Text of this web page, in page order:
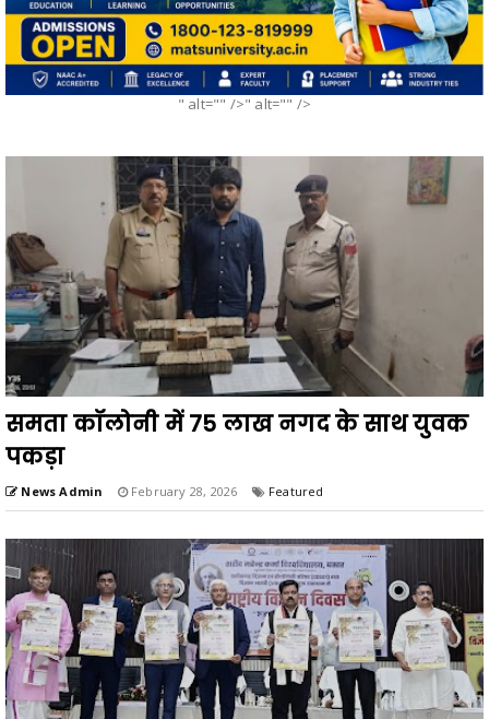
" alt="" />" alt="" />
समता कॉलोनी में 75 लाख नगद के साथ युवक
पकड़ा
News Admin February 28, 2026 Featured